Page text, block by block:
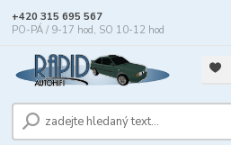
+420 315 695 567
PO-PÁ / 9-17 hod, SO 10-12 hod